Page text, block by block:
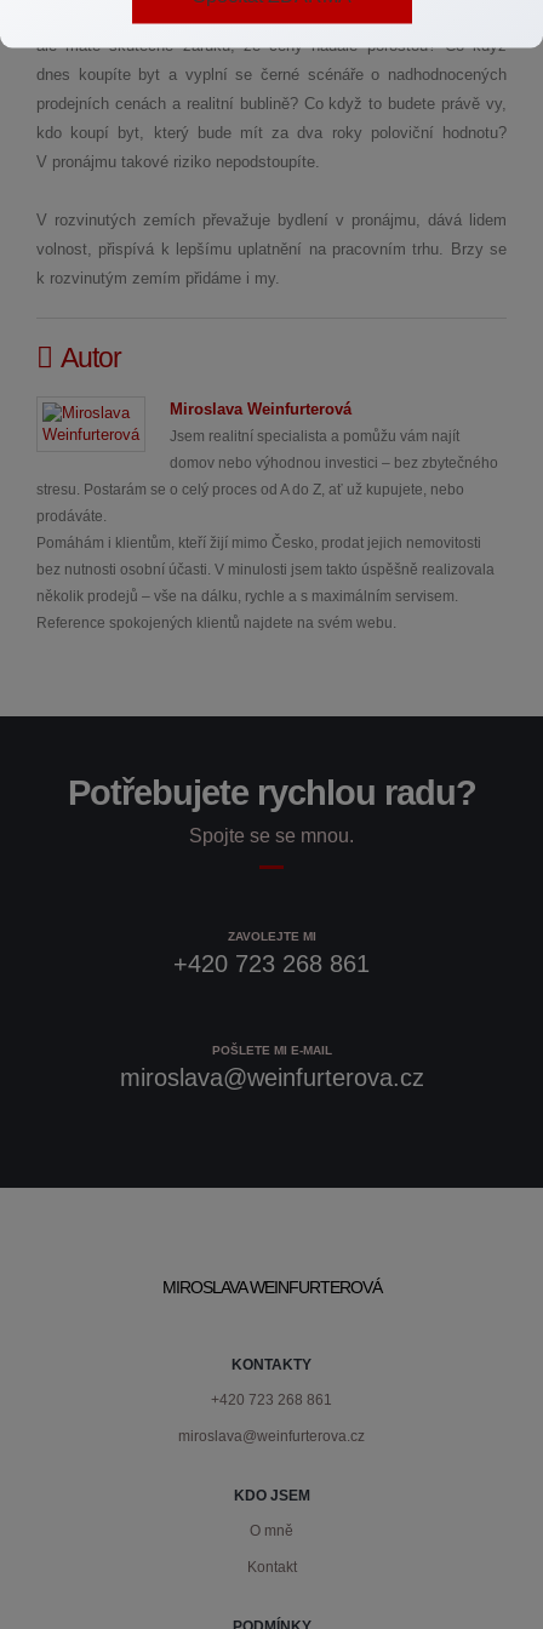
ale máte skutečně záruku, že ceny nadále porostou? Co když
dnes koupíte byt a vyplní se černé scénáře o nadhodnocených
prodejních cenách a realitní bublině? Co když to budete právě vy,
kdo koupí byt, který bude mít za dva roky poloviční hodnotu?
V pronájmu takové riziko nepodstoupíte.
V rozvinutých zemích převažuje bydlení v pronájmu, dává lidem
volnost, přispívá k lepšímu uplatnění na pracovním trhu. Brzy se
k rozvinutým zemím přidáme i my.
Autor
Miroslava Weinfurterová
Jsem realitní specialista a pomůžu vám najít
domov nebo výhodnou investici – bez zbytečného
stresu. Postarám se o celý proces od A do Z, ať už kupujete, nebo
prodáváte.
Pomáhám i klientům, kteří žijí mimo Česko, prodat jejich nemovitosti
bez nutnosti osobní účasti. V minulosti jsem takto úspěšně realizovala
několik prodejů – vše na dálku, rychle a s maximálním servisem.
Reference spokojených klientů najdete na svém webu.
Potřebujete rychlou radu?
Spojte se se mnou.
ZAVOLEJTE MI
+420 723 268 861
POŠLETE MI E-MAIL
miroslava@weinfurterova.cz
MIROSLAVA WEINFURTEROVÁ
KONTAKTY
+420 723 268 861
miroslava@weinfurterova.cz
KDO JSEM
O mně
Kontakt